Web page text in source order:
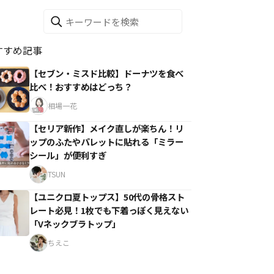
すめ記事
【セブン・ミスド比較】ドーナツを食べ
比べ！おすすめはどっち？
相場一花
【セリア新作】メイク直しが楽ちん！リ
ップのふたやパレットに貼れる「ミラー
シール」が便利すぎ
TSUN
【ユニクロ夏トップス】50代の骨格スト
レート必見！1枚でも下着っぽく見えない
「Vネックブラトップ」
ちえこ